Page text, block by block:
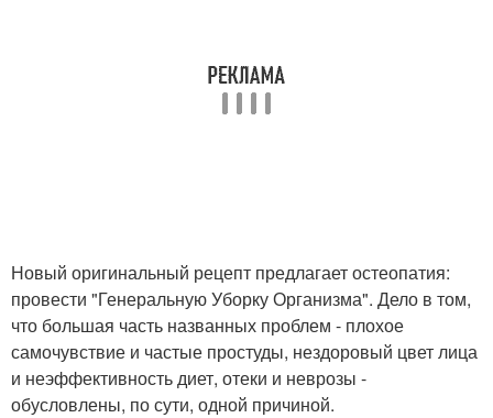
Новый оригинальный рецепт предлагает остеопатия:
провести "Генеральную Уборку Организма". Дело в том,
что большая часть названных проблем - плохое
самочувствие и частые простуды, нездоровый цвет лица
и неэффективность диет, отеки и неврозы -
обусловлены, по сути, одной причиной.